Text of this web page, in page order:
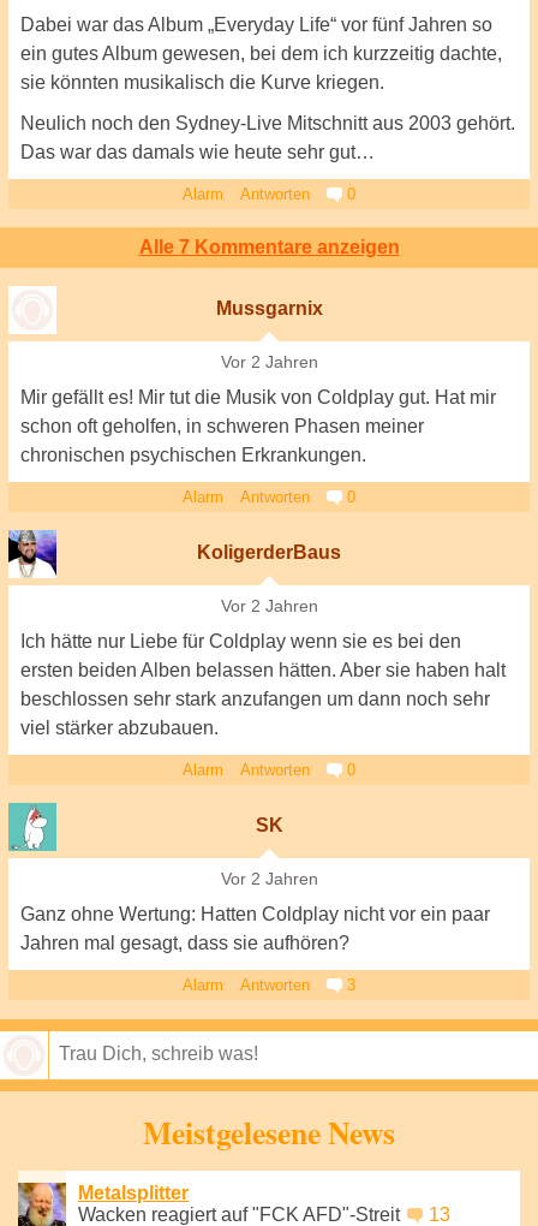
Dabei war das Album „Everyday Life“ vor fünf Jahren so
ein gutes Album gewesen, bei dem ich kurzzeitig dachte,
sie könnten musikalisch die Kurve kriegen.
Neulich noch den Sydney-Live Mitschnitt aus 2003 gehört.
Das war das damals wie heute sehr gut…
Alarm Antworten 0
Alle 7 Kommentare anzeigen
Mussgarnix
Vor 2 Jahren
Mir gefällt es! Mir tut die Musik von Coldplay gut. Hat mir
schon oft geholfen, in schweren Phasen meiner
chronischen psychischen Erkrankungen.
Alarm Antworten 0
KoligerderBaus
Vor 2 Jahren
Ich hätte nur Liebe für Coldplay wenn sie es bei den
ersten beiden Alben belassen hätten. Aber sie haben halt
beschlossen sehr stark anzufangen um dann noch sehr
viel stärker abzubauen.
Alarm Antworten 0
SK
Vor 2 Jahren
Ganz ohne Wertung: Hatten Coldplay nicht vor ein paar
Jahren mal gesagt, dass sie aufhören?
Alarm Antworten 3
Meistgelesene News
Metalsplitter
Wacken reagiert auf "FCK AFD"-Streit
13